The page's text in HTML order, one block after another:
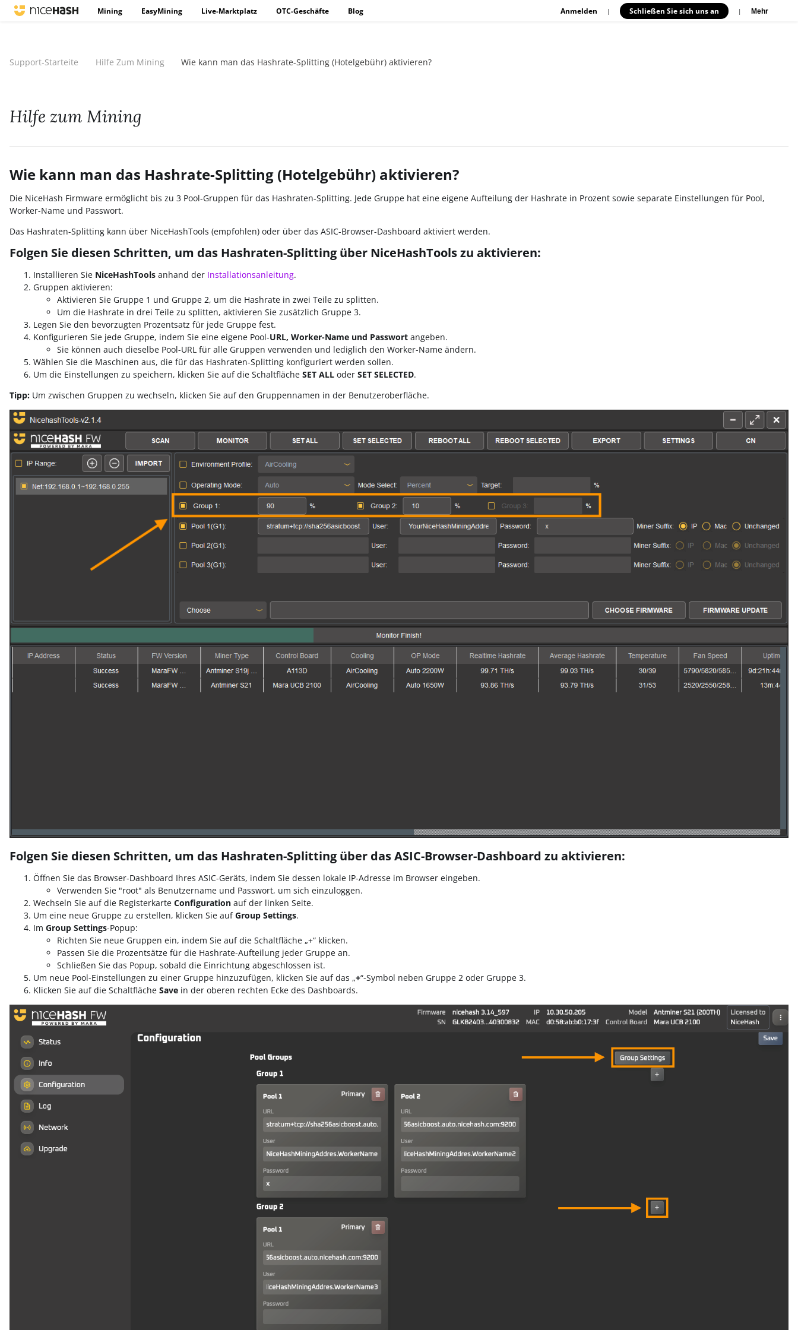
Mining EasyMining Live-Marktplatz OTC-Geschäfte Blog Anmelden | Schließen Sie sich uns an | Mehr
Support-Starteite Hilfe Zum Mining Wie kann man das Hashrate-Splitting (Hotelgebühr) aktivieren?
Hilfe zum Mining
Wie kann man das Hashrate-Splitting (Hotelgebühr) aktivieren?
Die NiceHash Firmware ermöglicht bis zu 3 Pool-Gruppen für das Hashraten-Splitting. Jede Gruppe hat eine eigene Aufteilung der Hashrate in Prozent sowie separate Einstellungen für Pool,
Worker-Name und Passwort.
Das Hashraten-Splitting kann über NiceHashTools (empfohlen) oder über das ASIC-Browser-Dashboard aktiviert werden.
Folgen Sie diesen Schritten, um das Hashraten-Splitting über NiceHashTools zu aktivieren:
Installieren Sie NiceHashTools anhand der Installationsanleitung.
Gruppen aktivieren:
Aktivieren Sie Gruppe 1 und Gruppe 2, um die Hashrate in zwei Teile zu splitten.
Um die Hashrate in drei Teile zu splitten, aktivieren Sie zusätzlich Gruppe 3.
Legen Sie den bevorzugten Prozentsatz für jede Gruppe fest.
Konfigurieren Sie jede Gruppe, indem Sie eine eigene Pool-URL, Worker-Name und Passwort angeben.
Sie können auch dieselbe Pool-URL für alle Gruppen verwenden und lediglich den Worker-Name ändern.
Wählen Sie die Maschinen aus, die für das Hashraten-Splitting konfiguriert werden sollen.
Um die Einstellungen zu speichern, klicken Sie auf die Schaltfläche SET ALL oder SET SELECTED.
Tipp: Um zwischen Gruppen zu wechseln, klicken Sie auf den Gruppennamen in der Benutzeroberfläche.
Folgen Sie diesen Schritten, um das Hashraten-Splitting über das ASIC-Browser-Dashboard zu aktivieren:
Öffnen Sie das Browser-Dashboard Ihres ASIC-Geräts, indem Sie dessen lokale IP-Adresse im Browser eingeben.
Verwenden Sie "root" als Benutzername und Passwort, um sich einzuloggen.
Wechseln Sie auf die Registerkarte Configuration auf der linken Seite.
Um eine neue Gruppe zu erstellen, klicken Sie aufGroup Settings.
Im Group Settings-Popup:
Richten Sie neue Gruppen ein, indem Sie auf die Schaltfläche „+“ klicken.
Passen Sie die Prozentsätze für die Hashrate-Aufteilung jeder Gruppe an.
Schließen Sie das Popup, sobald die Einrichtung abgeschlossen ist.
Um neue Pool-Einstellungen zu einer Gruppe hinzuzufügen, klicken Sie auf das „+“-Symbol neben Gruppe 2 oder Gruppe 3.
Klicken Sie auf die Schaltfläche Save in der oberen rechten Ecke des Dashboards.